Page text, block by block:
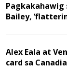
Pagkakahawig
Bailey,
Alex Eala at
card sa